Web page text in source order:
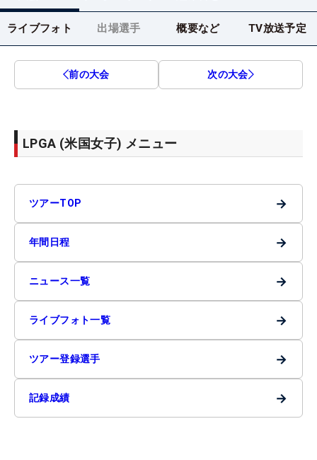
ライブフォト 出場選手 概要など TV放送予定
前の大会 次の大会
LPGA (米国女子) メニュー
ツアーTOP →
年間日程 →
ニュース一覧 →
ライブフォト一覧 →
ツアー登録選手 →
記録成績 →